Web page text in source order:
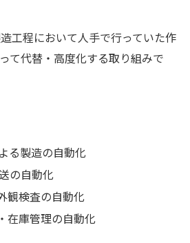
工程において人手で行っていた作
て代替・高度化する取り組みで
る製造の自動化
の自動化
観検査の自動化
在庫管理の自動化